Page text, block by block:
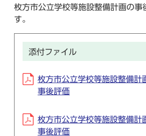
枚方市公立学校等施設整備計画の事
す。
添付ファイル
枚方市公立学校等施設整備計
事後評価
枚方市公立学校等施設整備計
事後評価